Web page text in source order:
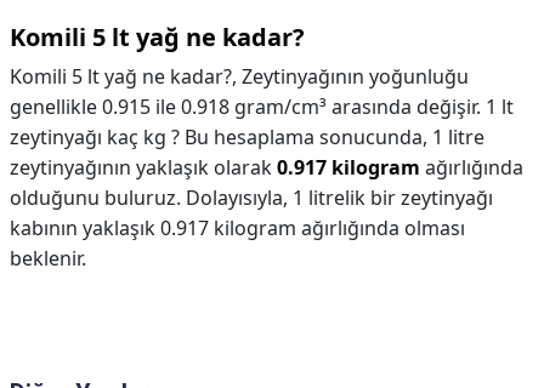
Komili 5 lt yağ ne kadar?
Komili 5 lt yağ ne kadar?, Zeytinyağının yoğunluğu
genellikle 0.915 ile 0.918 gram/cm³ arasında değişir. 1 lt
zeytinyağı kaç kg ? Bu hesaplama sonucunda, 1 litre
zeytinyağının yaklaşık olarak0.917 kilogram ağırlığında
olduğunu buluruz. Dolayısıyla, 1 litrelik bir zeytinyağı
kabının yaklaşık 0.917 kilogram ağırlığında olması
beklenir.